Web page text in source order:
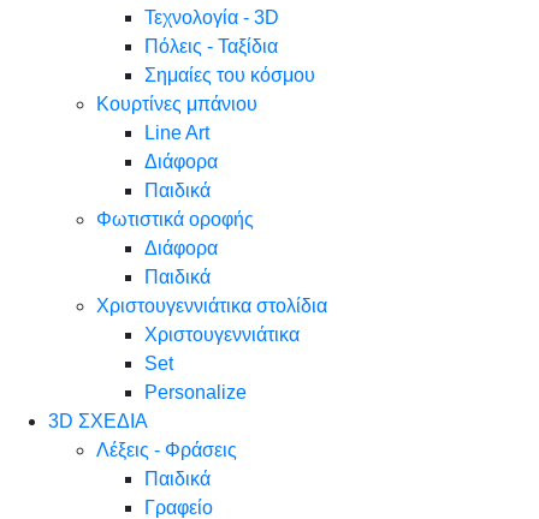
Τεχνολογία - 3D
Πόλεις - Ταξίδια
Σημαίες του κόσμου
Κουρτίνες μπάνιου
Line Art
Διάφορα
Παιδικά
Φωτιστικά οροφής
Διάφορα
Παιδικά
Χριστουγεννιάτικα στολίδια
Χριστουγεννιάτικα
Set
Personalize
3D ΣΧΕΔΙΑ
Λέξεις - Φράσεις
Παιδικά
Γραφείο